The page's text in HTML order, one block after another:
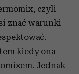
czyli
znać warunki
kiedy ona
Jednak